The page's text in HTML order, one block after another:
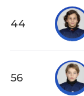
44
56